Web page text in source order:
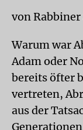
von
Warum war
Adam oder
bereits öfter
vertreten,
aus der